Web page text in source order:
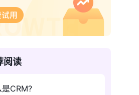
阅读
CRM?